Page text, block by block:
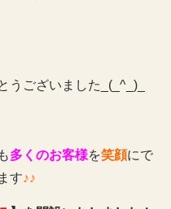
うございました_(_^_)_
多くのお客様を笑顔にで
す♪♪